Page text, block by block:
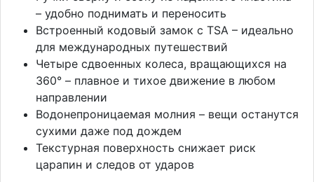
– удобно поднимать и переносить
Встроенный кодовый замок с TSA – идеально
для международных путешествий
Четыре сдвоенных колеса, вращающихся на
360° – плавное и тихое движение в любом
направлении
Водонепроницаемая молния – вещи останутся
сухими даже под дождем
Текстурная поверхность снижает риск
царапин и следов от ударов